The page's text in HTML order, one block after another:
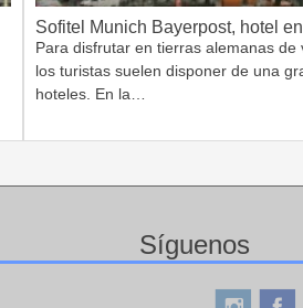
Sofitel Munich Bayerpost, hotel
Para disfrutar en tierras alemanas de
los turistas suelen disponer de una
hoteles. En la…
Síguenos